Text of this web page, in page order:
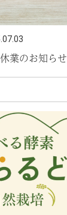
業のお知らせ